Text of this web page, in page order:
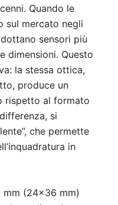
Quando le
sul mercato negli
sensori più
dimensioni. Questo
la stessa ottica,
produce un
rispetto al formato
si
che permette
in
(24×36 mm)